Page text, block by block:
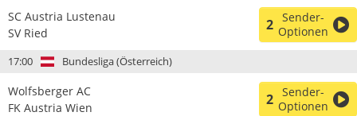
SC Austria Lustenau
SV Ried
2 Sender-
Optionen
17:00 Bundesliga (Österreich)
Wolfsberger AC
FK Austria Wien
2 Sender-
Optionen